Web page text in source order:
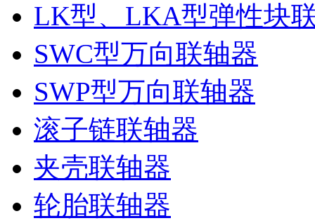
LK型、LKA型弹性块
SWC型万向联轴器
SWP型万向联轴器
滚子链联轴器
夹壳联轴器
轮胎联轴器